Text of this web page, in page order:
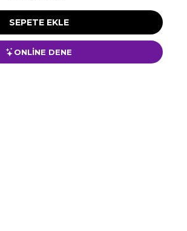
ONLİNE DENE